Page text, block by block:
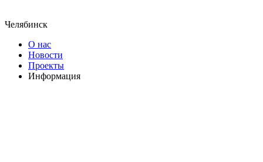
Челябинск
О нас
Новости
Проекты
Информация